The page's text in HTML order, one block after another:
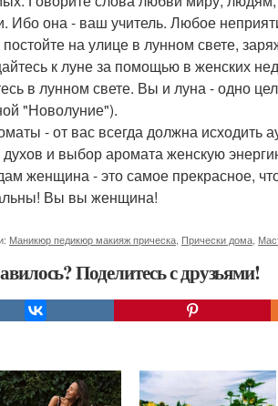
Ибо она - ваш учитель. Любое
на улице в лунном свете,
к луне за помощью в женских
в лунном свете. Вы и луна - одно
"Новолуние").
- от вас всегда должна исходить
и выбор аромата женскую
женщина - это самое прекрасное,
Вы вы женщина!
Маникюр педикюр макияж прическа Прически дома
Поделитесь с друзьями!